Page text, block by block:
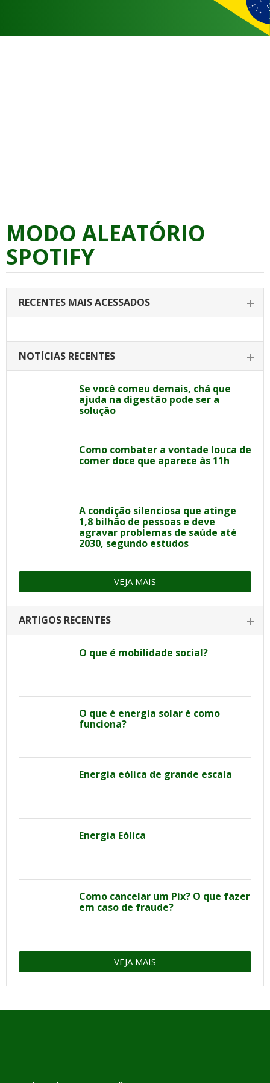
MODO ALEATÓRIO
SPOTIFY
RECENTES MAIS ACESSADOS
NOTÍCIAS RECENTES
Se você comeu demais, chá que
ajuda na digestão pode ser a
solução
Como combater a vontade louca de
comer doce que aparece às 11h
A condição silenciosa que atinge
1,8 bilhão de pessoas e deve
agravar problemas de saúde até
2030, segundo estudos
VEJA MAIS
ARTIGOS RECENTES
O que é mobilidade social?
O que é energia solar é como
funciona?
Energia eólica de grande escala
Energia Eólica
Como cancelar um Pix? O que fazer
em caso de fraude?
VEJA MAIS